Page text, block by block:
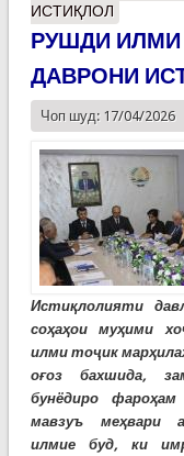
ИСТИҚЛОЛ
РУШДИ ИЛМИ
ДАВРОНИ
Чоп шуд: 17/04/2026
Истиқлолияти
соҳаҳои муҳими
илми тоҷик
оғоз бахшида,
бунёдиро
мавзуъ меҳвари
илмие буд, ки